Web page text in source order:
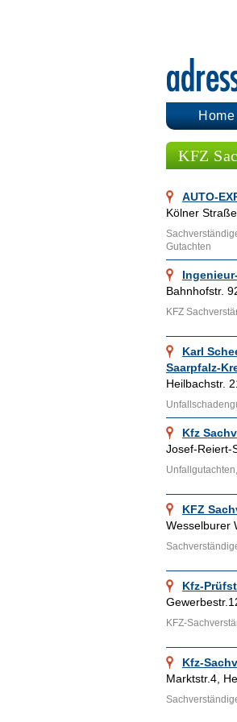
Home
KFZ
AUTO-
Kölner
Gutachten
Bahnhofstr.
KFZ
Karl
Saarpfalz-
Heilbachstr.
Kfz
Josef-Reiert-
KFZ
Wesselburer
Kfz-
KFZ-
Kfz-
Marktstr.4,